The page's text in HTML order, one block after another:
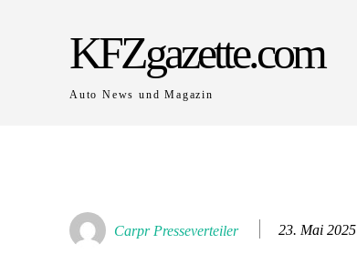
KFZgazette.com
Auto News und Magazin
Carpr Presseverteiler 23. Mai 2025